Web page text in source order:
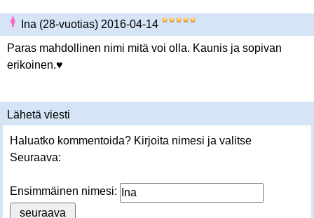
Ina (28-vuotias) 2016-04-14
Paras mahdollinen nimi mitä voi olla. Kaunis ja sopivan
erikoinen.♥
Lähetä viesti
Haluatko kommentoida? Kirjoita nimesi ja valitse
Seuraava:
Ensimmäinen nimesi: